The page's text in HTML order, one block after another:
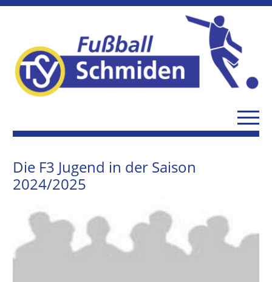
Die F3 Jugend in der Saison
2024/2025